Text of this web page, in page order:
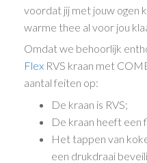
voordat jij met jouw ogen
warme thee al voor jou
Omdat we behoorlijk
Flex RVS kraan met
aantal feiten op:
De kraan is RVS;
De kraan heeft een
Het tappen van
een drukdraai